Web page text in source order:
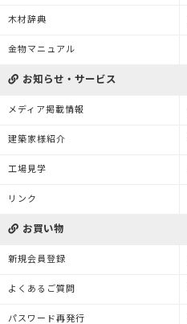
木材辞典
金物マニュアル
お知らせ・サービス
メディア掲載情報
建築家様紹介
工場見学
リンク
お買い物
新規会員登録
よくあるご質問
パスワード再発行